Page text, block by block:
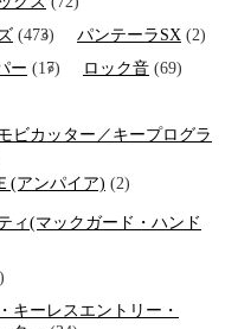
(473) パンテーラSX (2)
ー (17) ロック音 (69)
ビカッター／キープログラ
(アンパイア) (2)
ィ(マックガード・ハンド
キーレスエントリー・